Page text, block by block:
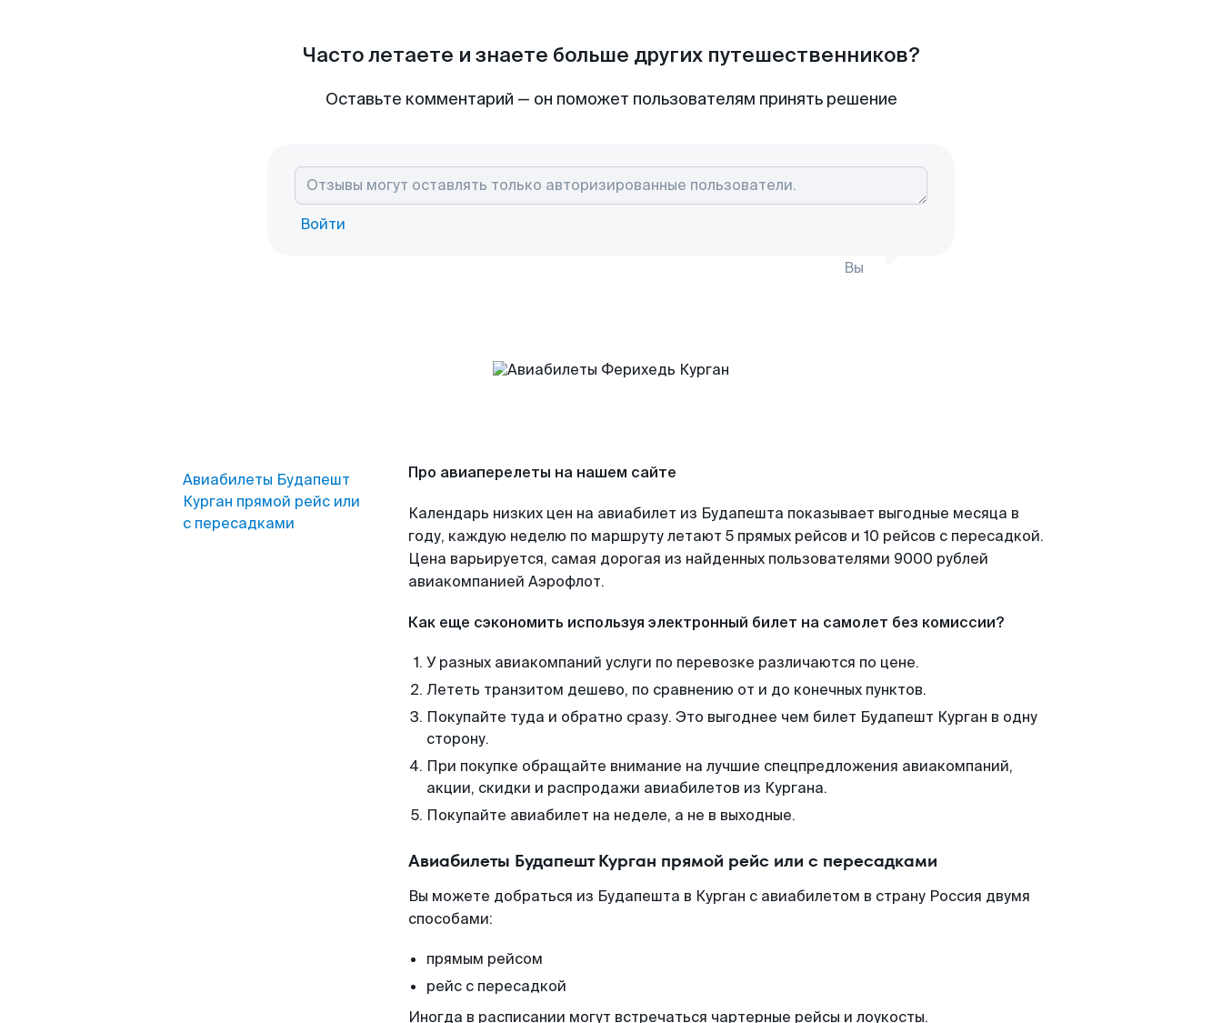
Часто летаете и знаете больше других путешественников?
Оставьте комментарий — он поможет пользователям принять решение
Войти
Вы
Авиабилеты Будапешт
Курган прямой рейс или
с пересадками
Про авиаперелеты на нашем сайте
Календарь низких цен на авиабилет из Будапешта показывает выгодные месяца в
году, каждую неделю по маршруту летают 5 прямых рейсов и 10 рейсов с пересадкой.
Цена варьируется, самая дорогая из найденных пользователями 9000 рублей
авиакомпанией Аэрофлот.
Как еще сэкономить используя электронный билет на самолет без комиссии?
У разных авиакомпаний услуги по перевозке различаются по цене.
Лететь транзитом дешево, по сравнению от и до конечных пунктов.
Покупайте туда и обратно сразу. Это выгоднее чем билет Будапешт Курган в одну
сторону.
При покупке обращайте внимание на лучшие спецпредложения авиакомпаний,
акции, скидки и распродажи авиабилетов из Кургана.
Покупайте авиабилет на неделе, а не в выходные.
Авиабилеты Будапешт Курган прямой рейс или с пересадками
Вы можете добраться из Будапешта в Курган с авиабилетом в страну Россия двумя
способами:
прямым рейсом
рейс с пересадкой
Иногда в расписании могут встречаться чартерные рейсы и лоукосты.